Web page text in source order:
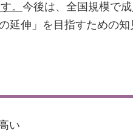
。 今後は、全国規模で
伸」を目指すための知
い